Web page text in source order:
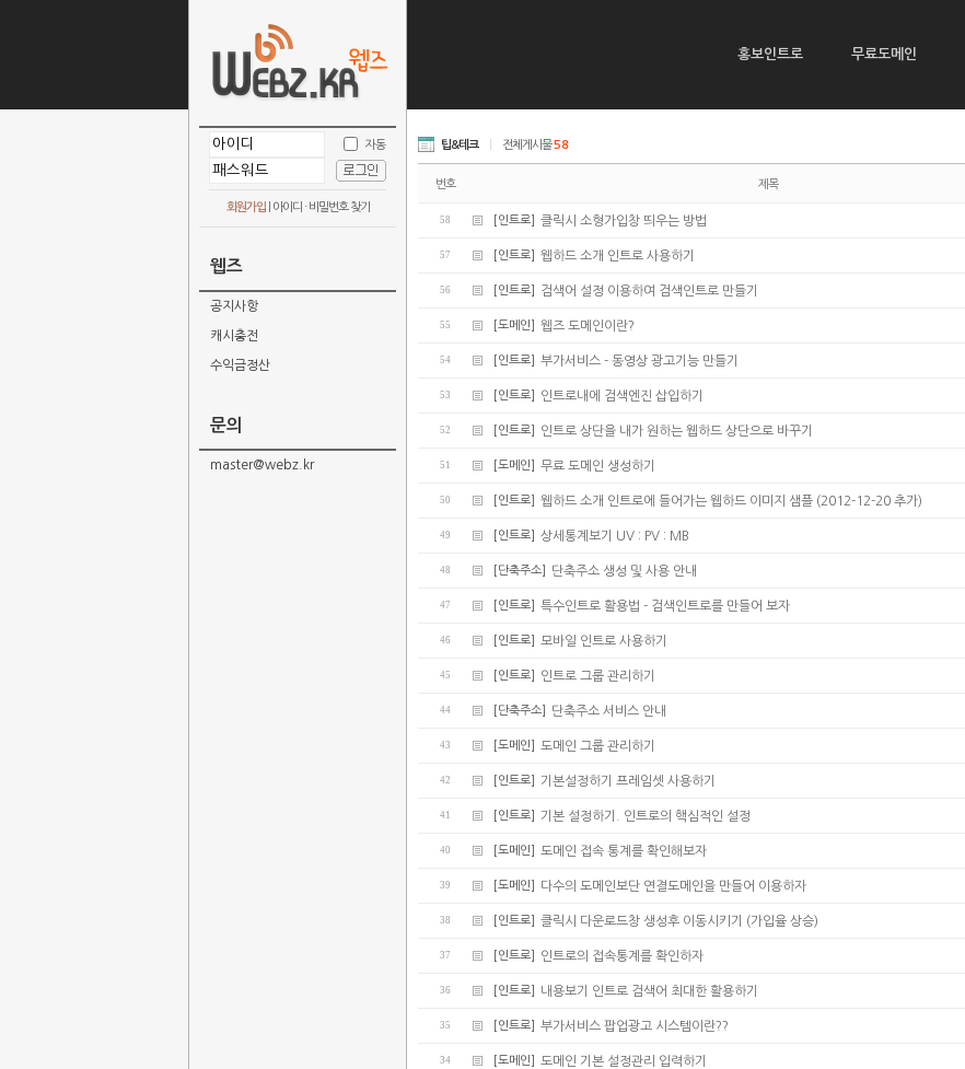
홍보인트로 무료도메인
자동
회원가입| 아이디 · 비밀번호 찾기
웹즈
공지사항
캐시충전
수익금정산
문의
master@webz.kr
팁&테크 전체게시물58
번호 제목
58 [인트로] 클릭시 소형가입창 띄우는 방법
57 [인트로] 웹하드 소개 인트로 사용하기
56 [인트로] 검색어 설정 이용하여 검색인트로 만들기
55 [도메인] 웹즈 도메인이란?
54 [인트로] 부가서비스 - 동영상 광고기능 만들기
53 [인트로] 인트로내에 검색엔진 삽입하기
52 [인트로] 인트로 상단을 내가 원하는 웹하드 상단으로 바꾸기
51 [도메인] 무료 도메인 생성하기
50 [인트로] 웹하드 소개 인트로에 들어가는 웹하드 이미지 샘플 (2012-12-20 추가)
49 [인트로] 상세통계보기 UV : PV : MB
48 [단축주소] 단축주소 생성 및 사용 안내
47 [인트로] 특수인트로 활용법 - 검색인트로를 만들어 보자
46 [인트로] 모바일 인트로 사용하기
45 [인트로] 인트로 그룹 관리하기
44 [단축주소] 단축주소 서비스 안내
43 [도메인] 도메인 그룹 관리하기
42 [인트로] 기본설정하기 프레임셋 사용하기
41 [인트로] 기본 설정하기. 인트로의 핵심적인 설정
40 [도메인] 도메인 접속 통계를 확인해보자
39 [도메인] 다수의 도메인보단 연결도메인을 만들어 이용하자
38 [인트로] 클릭시 다운로드창 생성후 이동시키기 (가입율 상승)
37 [인트로] 인트로의 접속통계를 확인하자
36 [인트로] 내용보기 인트로 검색어 최대한 활용하기
35 [인트로] 부가서비스 팝업광고 시스템이란??
34 [도메인] 도메인 기본 설정관리 입력하기